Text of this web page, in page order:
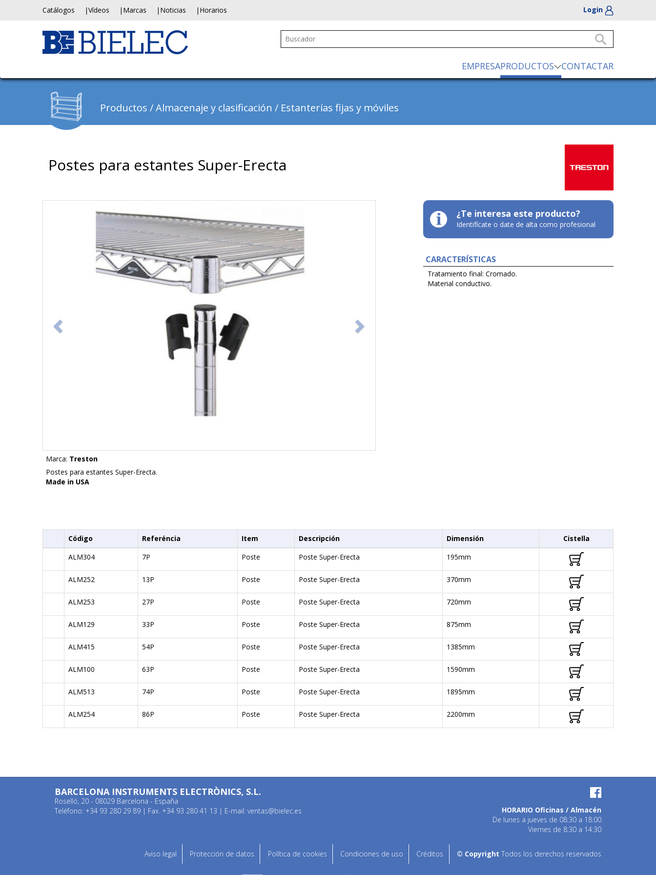
Catálogos Vídeos Marcas Noticias Horarios Login
EMPRESAPRODUCTOS CONTACTAR
Productos /Almacenaje y clasificación / Estanterías fijas y móviles
Postes para estantes Super-Erecta
Marca: Treston
Postes para estantes Super-Erecta.
Made in USA
¿Te interesa este producto?
Identifícate o date de alta como profesional
CARACTERÍSTICAS
Tratamiento final: Cromado.
Material conductivo.
Código Referéncia Item Descripción Dimensión
Cistella
ALM304
7P Poste Poste Super-Erecta 195mm
ALM252 13P Poste Poste Super-Erecta 370mm
ALM253 27P Poste Poste Super-Erecta 720mm
ALM129 33P Poste Poste Super-Erecta 875mm
ALM415 54P Poste Poste Super-Erecta 1385mm
ALM100 63P Poste Poste Super-Erecta 1590mm
ALM513 74P Poste Poste Super-Erecta 1895mm
ALM254 86P Poste Poste Super-Erecta 2200mm
BARCELONA INSTRUMENTS ELECTRÒNICS, S.L.
Roselló, 20 - 08029 Barcelona - España
Teléfono: +34 93 280 29 89 | Fax. +34 93 280 41 13 | E-mail:ventas@bielec.es
HORARIO Oficinas / Almacén
De lunes a jueves de 08:30 a 18:00
Viernes de 8:30 a 14:30
Aviso legal Protección de datos Política de cookies Condiciones de uso Créditos © Copyright Todos los derechos reservados